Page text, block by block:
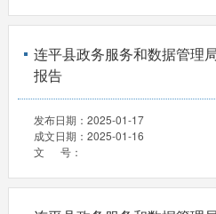
连平县政务服务和数据管理
报告
发布日期： 2025-01-17
成文日期： 2025-01-16
文 号：